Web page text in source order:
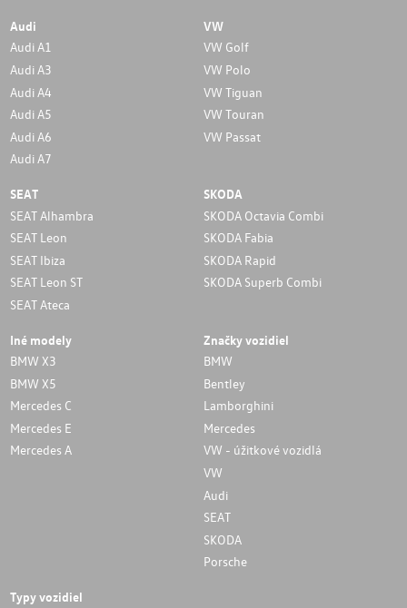
Audi
Audi A1
Audi A3
Audi A4
Audi A5
Audi A6
Audi A7
VW
VW Golf
VW Polo
VW Tiguan
VW Touran
VW Passat
SEAT
SEAT Alhambra
SEAT Leon
SEAT Ibiza
SEAT Leon ST
SEAT Ateca
SKODA
SKODA Octavia Combi
SKODA Fabia
SKODA Rapid
SKODA Superb Combi
Iné modely
BMW X3
BMW X5
Mercedes C
Mercedes E
Mercedes A
Značky vozidiel
BMW
Bentley
Lamborghini
Mercedes
VW - úžitkové vozidlá
VW
Audi
SEAT
SKODA
Porsche
Typy vozidiel